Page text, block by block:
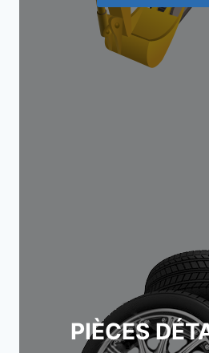
PIÈCES